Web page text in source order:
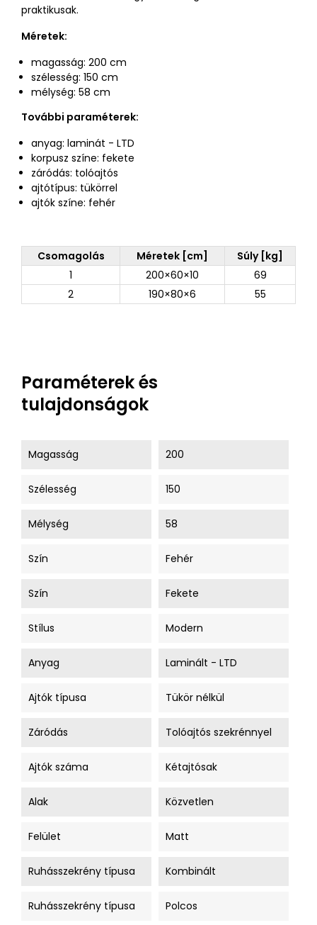
praktikusak.
Méretek:
magasság: 200 cm
szélesség: 150 cm
mélység: 58 cm
További paraméterek:
anyag: laminát - LTD
korpusz színe: fekete
záródás: tolóajtós
ajtótípus: tükörrel
ajtók színe: fehér
Csomagolás Méretek [cm]
Súly [kg]
1
200×60×10
69
2
190×80×6 55
Paraméterek és
tulajdonságok
Magasság 200
Szélesség 150
Mélység 58
Szín Fehér
Szín Fekete
Stílus Modern
Anyag Laminált - LTD
Ajtók típusa Tükör nélkül
Záródás Tolóajtós szekrénnyel
Ajtók száma Kétajtósak
Alak Közvetlen
Felület Matt
Ruhásszekrény típusa Kombinált
Ruhásszekrény típusa Polcos